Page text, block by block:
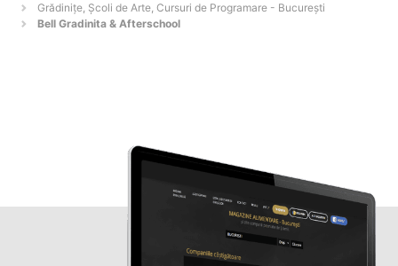
Grădinițe, Școli de Arte, Cursuri de Programare - Bucureşti
Bell Gradinita & Afterschool